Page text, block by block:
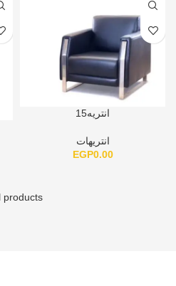
انتريه15
انتريهات
EGP0.00
products